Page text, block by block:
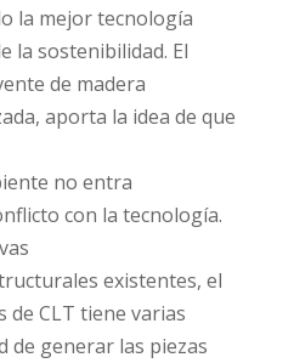
la mejor tecnología
la sostenibilidad. El
de madera
aporta la idea de que
no entra
con la tecnología.
existentes, el
de CLT tiene varias
de generar las piezas